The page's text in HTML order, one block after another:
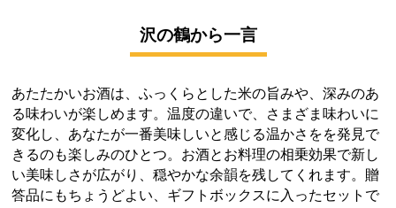
沢の鶴から一言
あたたかいお酒は、ふっくらとした米の旨みや、深みのあ
る味わいが楽しめます。温度の違いで、さまざま味わいに
変化し、あなたが一番美味しいと感じる温かさをを発見で
きるのも楽しみのひとつ。お酒とお料理の相乗効果で新し
い美味しさが広がり、穏やかな余韻を残してくれます。贈
答品にもちょうどよい、ギフトボックスに入ったセットで